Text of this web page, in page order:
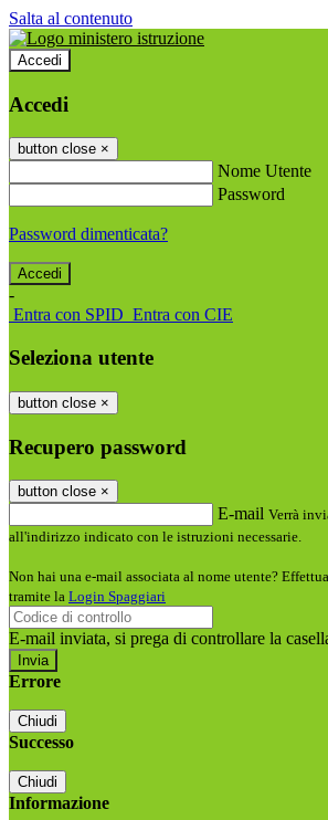
Salta al contenuto
Accedi
Accedi
button close ×
Nome Utente
Password
Password dimenticata?
-
Entra con SPID Entra con CIE
Seleziona utente
button close ×
Recupero password
button close ×
E-mail Verrà
all'indirizzo indicato con le istruzioni necessarie.
Non hai una e-mail associata al nome utente?
tramite la Login Spaggiari
E-mail inviata, si prega di controllare la
Errore
Chiudi
Successo
Chiudi
Informazione